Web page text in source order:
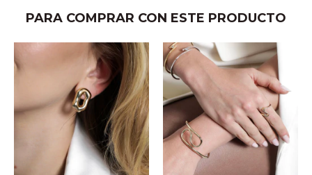
PARA COMPRAR CON ESTE PRODUCTO